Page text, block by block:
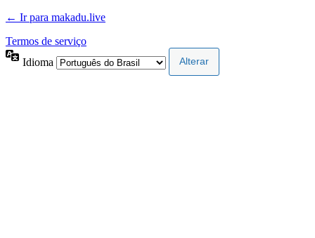
← Ir para makadu.live
Termos de serviço
Idioma